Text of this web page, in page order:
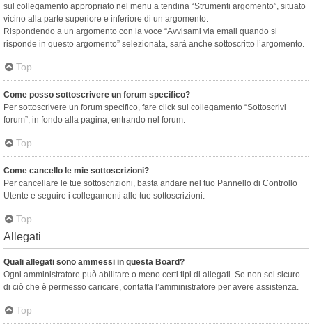
sul collegamento appropriato nel menu a tendina “Strumenti argomento”, situato
vicino alla parte superiore e inferiore di un argomento.
Rispondendo a un argomento con la voce “Avvisami via email quando si
risponde in questo argomento” selezionata, sarà anche sottoscritto l’argomento.
Top
Come posso sottoscrivere un forum specifico?
Per sottoscrivere un forum specifico, fare click sul collegamento “Sottoscrivi
forum”, in fondo alla pagina, entrando nel forum.
Top
Come cancello le mie sottoscrizioni?
Per cancellare le tue sottoscrizioni, basta andare nel tuo Pannello di Controllo
Utente e seguire i collegamenti alle tue sottoscrizioni.
Top
Allegati
Quali allegati sono ammessi in questa Board?
Ogni amministratore può abilitare o meno certi tipi di allegati. Se non sei sicuro
di ciò che è permesso caricare, contatta l’amministratore per avere assistenza.
Top